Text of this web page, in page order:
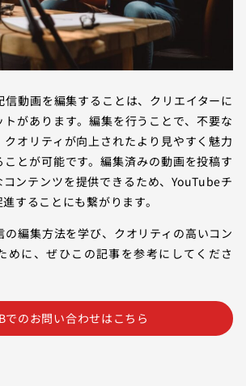
動画を編集することは、クリエイターに
トがあります。編集を行うことで、不要な
オリティが向上されたより見やすく魅力
とが可能です。編集済みの動画を投稿す
ンテンツを提供できるため、YouTubeチ
することにも繋がります。
編集方法を学び、クオリティの高いコン
めに、ぜひこの記事を参考にしてくださ
でのお問い合わせはこちら